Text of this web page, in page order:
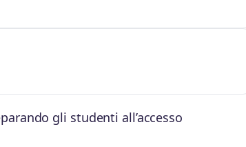
gli studenti all’accesso